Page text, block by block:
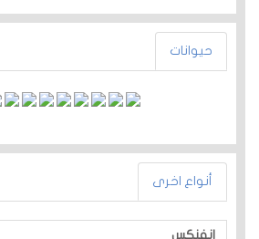
حيوانات
أنواع اخرى
انفنكس